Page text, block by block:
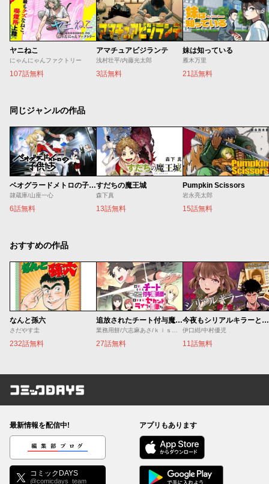
ヤニねこ
にゃんにゃんファクトリー
107話無料
アマチュアビジランテ
浅村壮平/内藤光太郎
3話無料
妹は知っている
雁木万里
21話無料
同じジャンルの作品
ベオグラードメトロの子供たち
隷蔵庫/山座一心
6話無料
すだちの魔王城
森下真
13話無料
Pumpkin Scissors
岩永亮太郎
15話無料
おすすめの作品
なんと孫六
さだやす圭
232話無料
追放されたチート付与魔術師は気ままなセカンドライフを謳歌する。 ～俺は武器だけじゃなく、あらゆるものに『強化ポイント』を付与できるし、俺の意思でいつでも効果を解除できるけど、残った人たち大丈夫？～
業務用餅/六志麻あさ/ｋｉｓｕｉ
27話無料
今夜もシリアルキラーと待ち合わせ
伊口紺/中村優児
11話無料
コミックDAYS
最新情報を配信中!
編集部ブログ
コミックDAYS
@comicdays_team
アプリもあります